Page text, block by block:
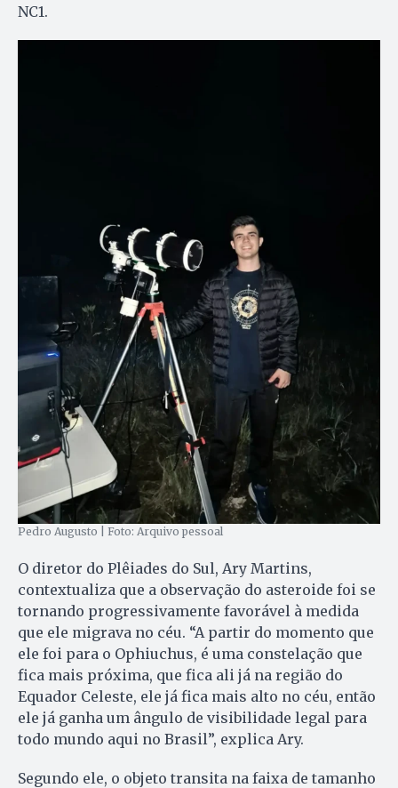
NC1.
Pedro Augusto | Foto: Arquivo pessoal
O diretor do Plêiades do Sul, Ary Martins,
contextualiza que a observação do asteroide foi se
tornando progressivamente favorável à medida
que ele migrava no céu. “A partir do momento que
ele foi para o Ophiuchus, é uma constelação que
fica mais próxima, que fica ali já na região do
Equador Celeste, ele já fica mais alto no céu, então
ele já ganha um ângulo de visibilidade legal para
todo mundo aqui no Brasil”, explica Ary.
Segundo ele, o objeto transita na faixa de tamanho